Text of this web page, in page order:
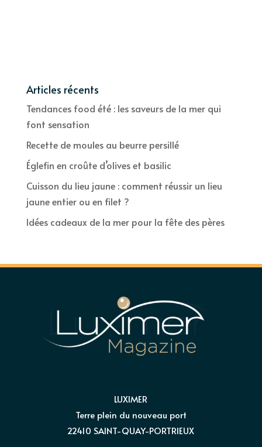
Articles récents
Tendances food été : les saveurs de la mer qui
font sensation
Recette de moules au beurre persillé
Églefin en croûte d’olives et basilic
Cuisson du lieu jaune : comment réussir un lieu
jaune entier ou en filet ?
Idées cadeaux de la mer pour la fête des pères
LUXIMER
Terre plein du nouveau port
22410 SAINT-QUAY-PORTRIEUX